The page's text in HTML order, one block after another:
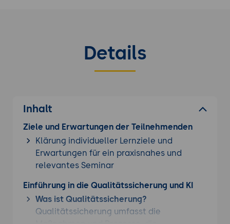
Details
Inhalt
Ziele und Erwartungen der Teilnehmenden
Klärung individueller Lernziele und
Erwartungen für ein praxisnahes und
relevantes Seminar
Einführung in die Qualitätssicherung und KI
Was ist Qualitätssicherung?
Qualitätssicherung umfasst die